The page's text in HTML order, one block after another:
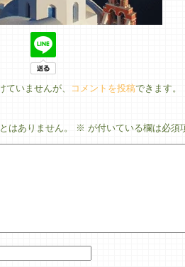
いませんが、 コメントを投稿できます。
はありません。 ※ が付いている欄は必須